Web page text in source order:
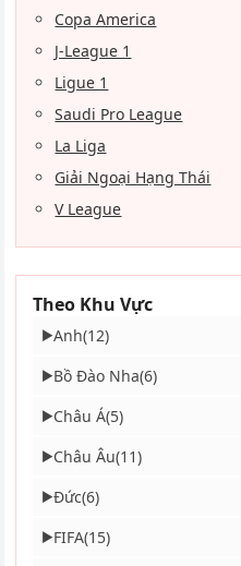
Copa America
J-League 1
Ligue 1
Saudi Pro League
La Liga
Giải Ngoại Hạng Thái
V League
Theo Khu Vực
▶Anh(12)
▶Bồ Đào Nha(6)
▶Châu Á(5)
▶Châu Âu(11)
▶Đức(6)
▶FIFA(15)